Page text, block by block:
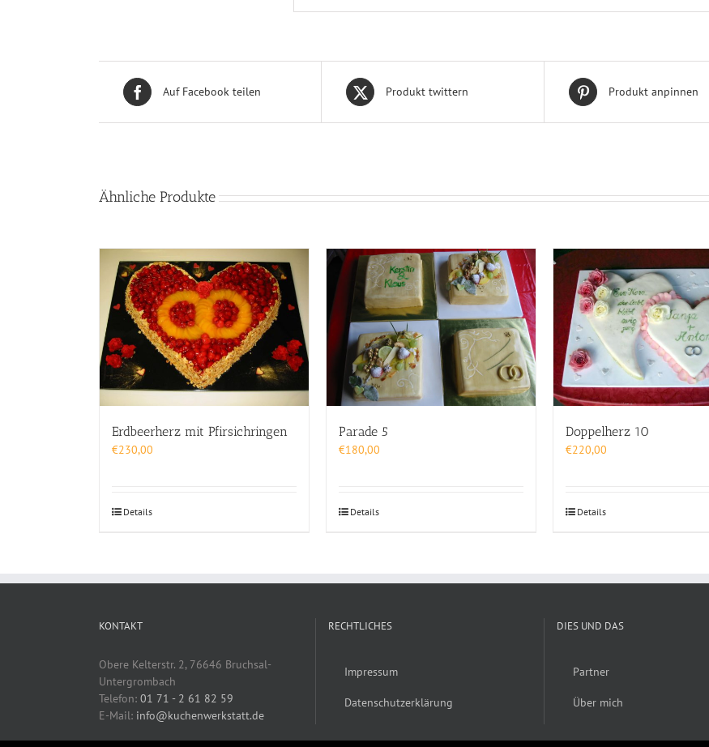
Auf Facebook teilen Produkt twittern Produkt anpinnen
Ähnliche Produkte
Erdbeerherz mit Pfirsichringen
€230,00
Details
Parade 5
€180,00
Details
Doppelherz 10
€220,00
Details
KONTAKT
Obere Kelterstr. 2, 76646 Bruchsal-
Untergrombach
Telefon: 01 71 - 2 61 82 59
E-Mail: info@kuchenwerkstatt.de
RECHTLICHES
Impressum
Datenschutzerklärung
DIES UND DAS
Partner
Über mich